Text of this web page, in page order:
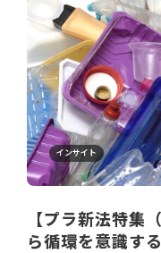
インサイト
【プラ新法特集
ら循環を意識す